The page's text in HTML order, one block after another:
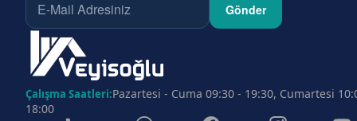
Gönder
Çalışma Saatleri:Pazartesi - Cuma 09:30 - 19:30, Cumartesi
18:00